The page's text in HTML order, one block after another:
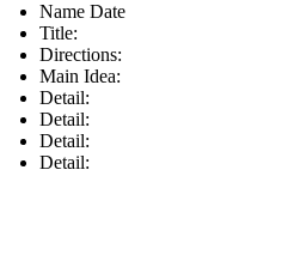
Name Date
Title:
Directions:
Main Idea:
Detail:
Detail:
Detail:
Detail: